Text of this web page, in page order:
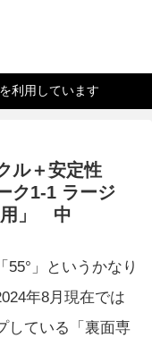
利用しています
ル＋安定性
ク1-1 ラージ
用」 中
」というかなり
年8月現在では
している「裏面専